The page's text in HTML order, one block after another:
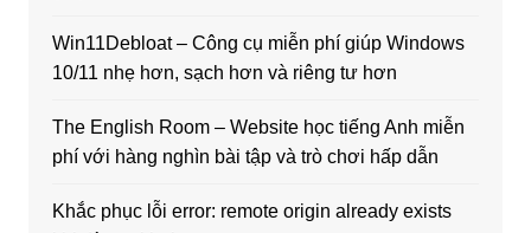
Win11Debloat – Công cụ miễn phí giúp Windows
10/11 nhẹ hơn, sạch hơn và riêng tư hơn
The English Room – Website học tiếng Anh miễn
phí với hàng nghìn bài tập và trò chơi hấp dẫn
Khắc phục lỗi error: remote origin already exists